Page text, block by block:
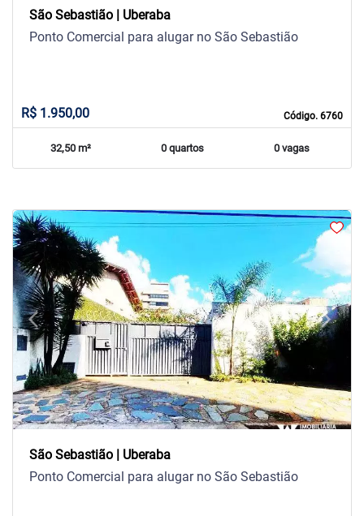
São Sebastião | Uberaba
Código. 6760
Ponto Comercial para alugar no São Sebastião
R$ 1.950,00
32,50 m² 0 quartos 0 vagas
arrow_back_iosPrevious arrow_forward_ios
Next
São Sebastião | Uberaba
Ponto Comercial para alugar no São Sebastião